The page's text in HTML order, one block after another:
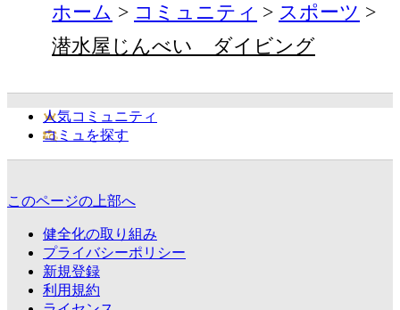
ホーム コミュニティ
スポーツ
潜水屋じんべい ダイビング
人気コミュニティ
コミュを探す
このページの上部へ
健全化の取り組み
プライバシーポリシー
新規登録
利用規約